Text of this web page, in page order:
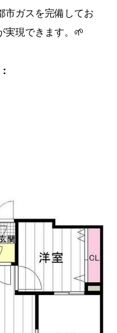
市ガスを完備してお
実現できます。🌱